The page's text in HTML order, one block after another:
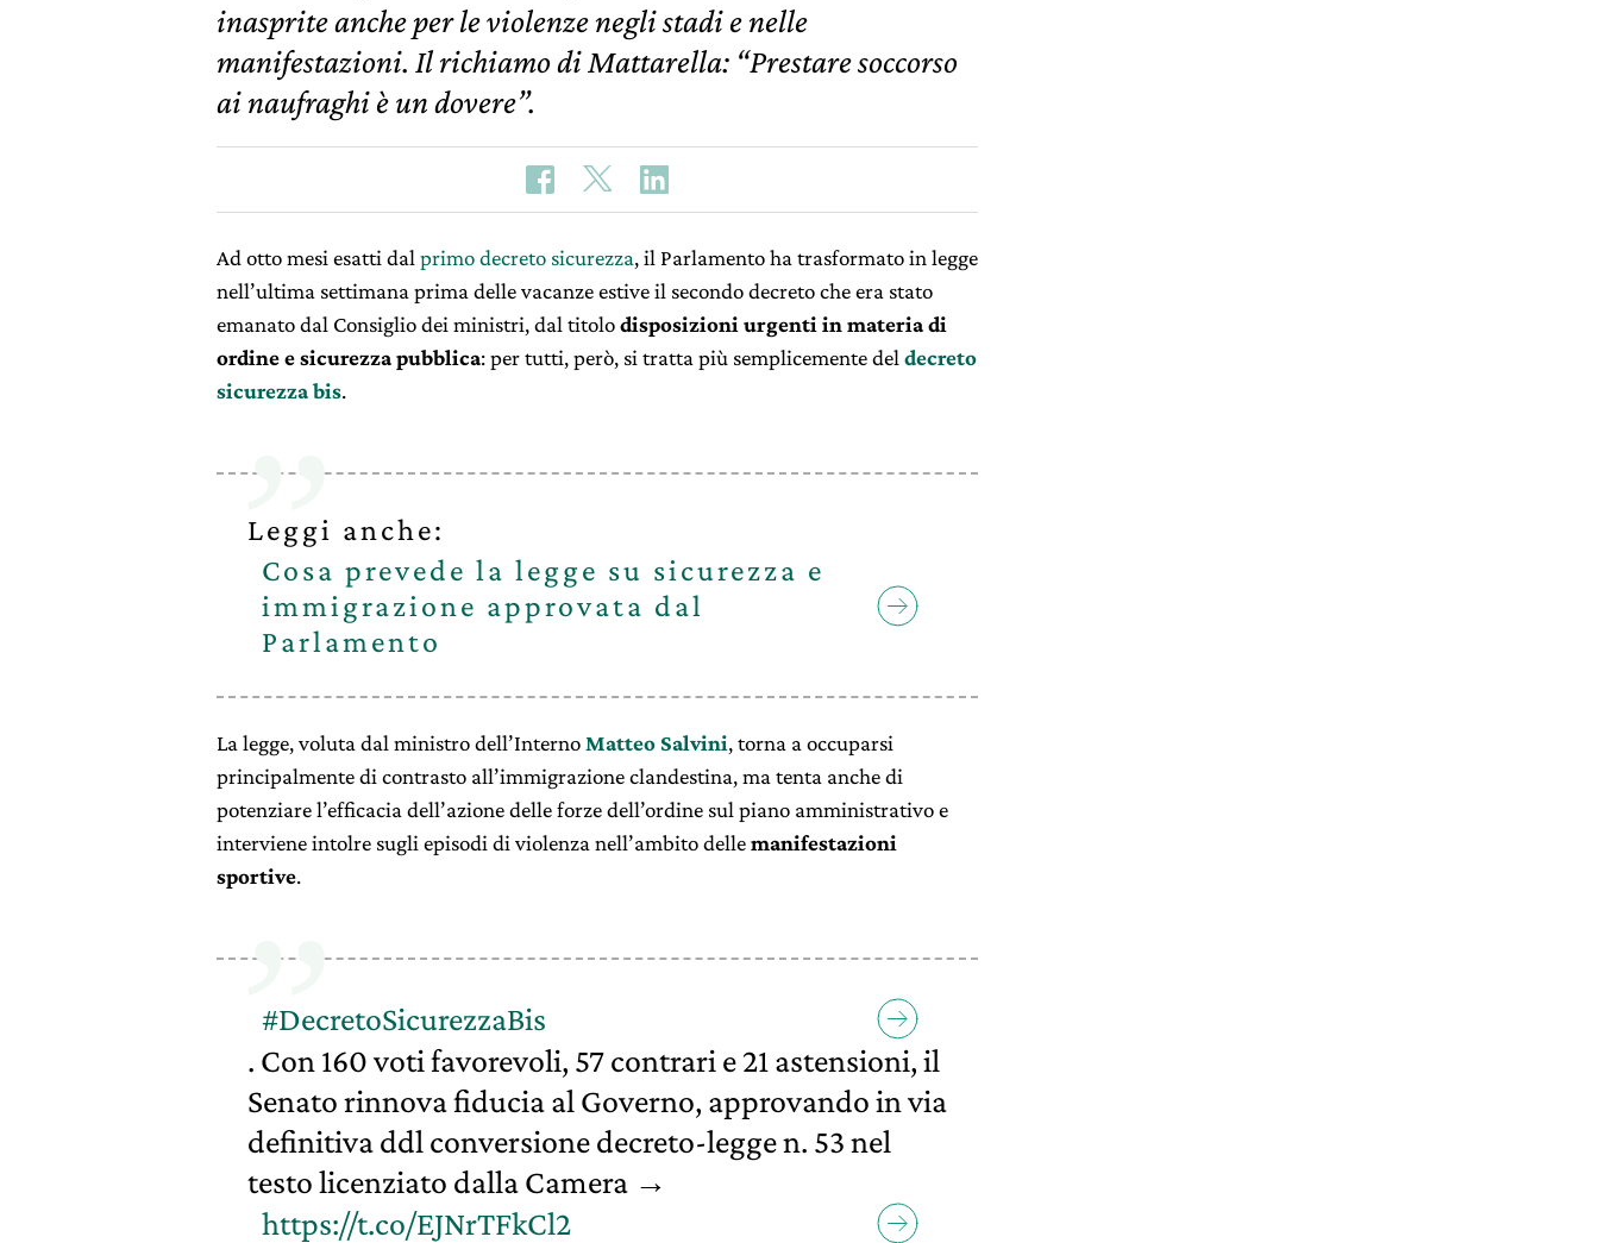
inasprite anche per le violenze negli stadi e nelle
manifestazioni. Il richiamo di Mattarella: “Prestare soccorso
ai naufraghi è un dovere”.
Ad otto mesi esatti dal primo decreto sicurezza, il Parlamento ha trasformato in legge
nell’ultima settimana prima delle vacanze estive il secondo decreto che era stato
emanato dal Consiglio dei ministri, dal titolodisposizioni urgenti in materia di
ordine e sicurezza pubblica: per tutti, però, si tratta più semplicemente del decreto
sicurezza bis.
Leggi anche:
Cosa prevede la legge su sicurezza e
immigrazione approvata dal
Parlamento
La legge, voluta dal ministro dell’InternoMatteo Salvini, torna a occuparsi
principalmente di contrasto all’immigrazione clandestina, ma tenta anche di
potenziare l’efficacia dell’azione delle forze dell’ordine sul piano amministrativo e
interviene intolre sugli episodi di violenza nell’ambito dellemanifestazioni
sportive.
#DecretoSicurezzaBis
. Con 160 voti favorevoli, 57 contrari e 21 astensioni, il
Senato rinnova fiducia al Governo, approvando in via
definitiva ddl conversione decreto-legge n. 53 nel
testo licenziato dalla Camera →
https://t.co/EJNrTFkCl2